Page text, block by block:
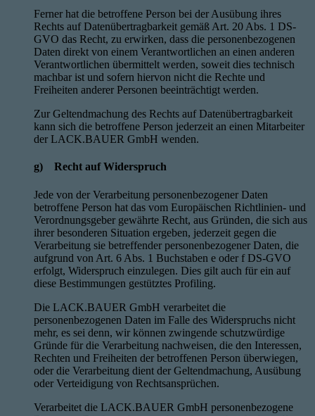
Ferner hat die betroffene Person bei der Ausübung ihres
Rechts auf Datenübertragbarkeit gemäß Art. 20 Abs. 1 DS-
GVO das Recht, zu erwirken, dass die personenbezogenen
Daten direkt von einem Verantwortlichen an einen anderen
Verantwortlichen übermittelt werden, soweit dies technisch
machbar ist und sofern hiervon nicht die Rechte und
Freiheiten anderer Personen beeinträchtigt werden.
Zur Geltendmachung des Rechts auf Datenübertragbarkeit
kann sich die betroffene Person jederzeit an einen Mitarbeiter
der LACK.BAUER GmbH wenden.
g) Recht auf Widerspruch
Jede von der Verarbeitung personenbezogener Daten
betroffene Person hat das vom Europäischen Richtlinien- und
Verordnungsgeber gewährte Recht, aus Gründen, die sich aus
ihrer besonderen Situation ergeben, jederzeit gegen die
Verarbeitung sie betreffender personenbezogener Daten, die
aufgrund von Art. 6 Abs. 1 Buchstaben e oder f DS-GVO
erfolgt, Widerspruch einzulegen. Dies gilt auch für ein auf
diese Bestimmungen gestütztes Profiling.
Die LACK.BAUER GmbH verarbeitet die
personenbezogenen Daten im Falle des Widerspruchs nicht
mehr, es sei denn, wir können zwingende schutzwürdige
Gründe für die Verarbeitung nachweisen, die den Interessen,
Rechten und Freiheiten der betroffenen Person überwiegen,
oder die Verarbeitung dient der Geltendmachung, Ausübung
oder Verteidigung von Rechtsansprüchen.
Verarbeitet die LACK.BAUER GmbH personenbezogene